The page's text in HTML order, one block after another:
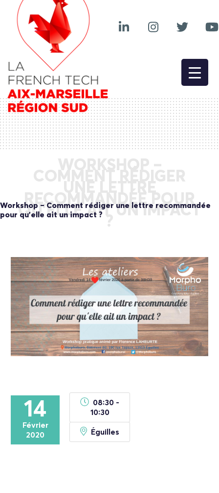
WORKSHOP –
COMMENT RÉDIGER
UNE LETTRE
RECOMMANDÉE POUR
QU’ELLE AIT UN IMPACT
?
Workshop – Comment rédiger une lettre recommandée
pour qu’elle ait un impact ?
14
Février
2020
08:30 -
10:30
Éguilles